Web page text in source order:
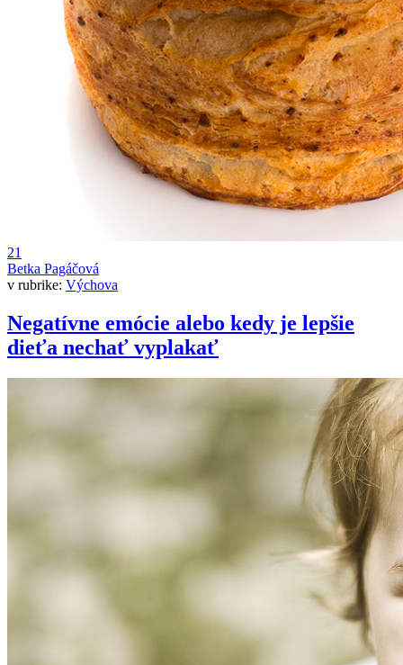
21
Betka Pagáčová
v rubrike: Výchova
Negatívne emócie alebo kedy je lepšie
dieťa nechať vyplakať